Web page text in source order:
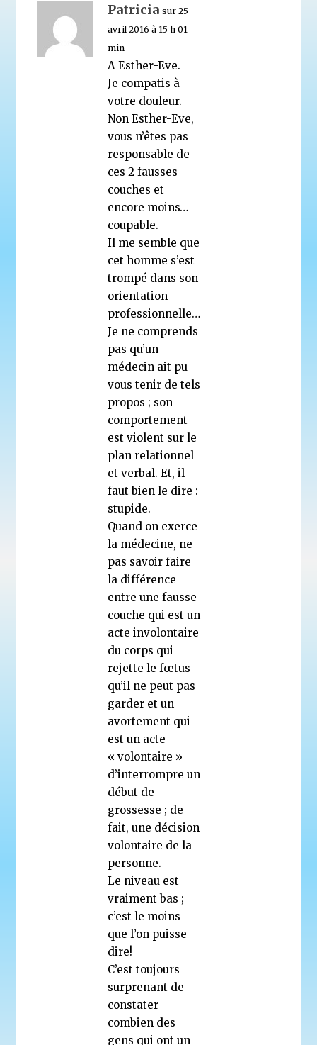
Patricia sur 25
avril 2016 à 15 h 01
min
A Esther-Eve.
Je compatis à
votre douleur.
Non Esther-Eve,
vous n’êtes pas
responsable de
ces 2 fausses-
couches et
encore moins…
coupable.
Il me semble que
cet homme s’est
trompé dans son
orientation
professionnelle…
Je ne comprends
pas qu’un
médecin ait pu
vous tenir de tels
propos ; son
comportement
est violent sur le
plan relationnel
et verbal. Et, il
faut bien le dire :
stupide.
Quand on exerce
la médecine, ne
pas savoir faire
la différence
entre une fausse
couche qui est un
acte involontaire
du corps qui
rejette le fœtus
qu’il ne peut pas
garder et un
avortement qui
est un acte
« volontaire »
d’interrompre un
début de
grossesse ; de
fait, une décision
volontaire de la
personne.
Le niveau est
vraiment bas ;
c’est le moins
que l’on puisse
dire!
C’est toujours
surprenant de
constater
combien des
gens qui ont un